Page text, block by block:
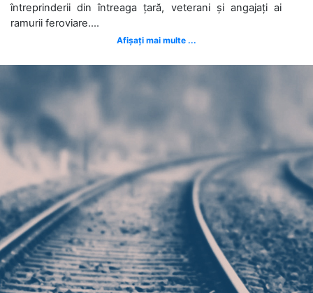
întreprinderii din întreaga țară, veterani și angajați ai
ramurii feroviare....
Afișați mai multe ...